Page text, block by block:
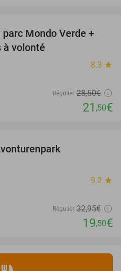
25%
Mondo Verde +
à volonté
8.3 star
Régulier 28,50€
21 ,50€
9.2 star
Régulier 32,95€
19,50€